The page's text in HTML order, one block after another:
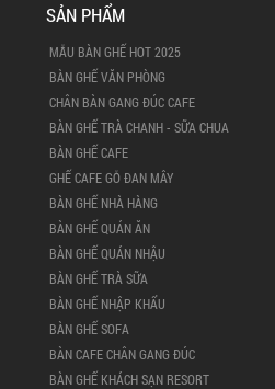
SẢN PHẨM
MẪU BÀN GHẾ HOT 2025
BÀN GHẾ VĂN PHÒNG
CHÂN BÀN GANG ĐÚC CAFE
BÀN GHẾ TRÀ CHANH - SỮA CHUA
BÀN GHẾ CAFE
GHẾ CAFE GỖ ĐAN MÂY
BÀN GHẾ NHÀ HÀNG
BÀN GHẾ QUÁN ĂN
BÀN GHẾ QUÁN NHẬU
BÀN GHẾ TRÀ SỮA
BÀN GHẾ NHẬP KHẨU
BÀN GHẾ SOFA
BÀN CAFE CHÂN GANG ĐÚC
BÀN GHẾ KHÁCH SẠN RESORT